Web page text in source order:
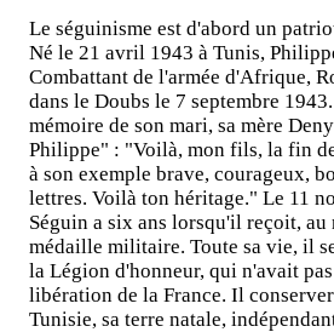
Le séguinisme est d'abord un
Né le 21 avril 1943 à Tunis,
Combattant de l'armée d'Afrique,
dans le Doubs le 7 septembre
mémoire de son mari, sa mère
Philippe" : "Voilà, mon fils, la fin
à son exemple brave, courageux,
lettres. Voilà ton héritage." Le 11
Séguin a six ans lorsqu'il reçoit,
médaille militaire. Toute sa vie, il
la Légion d'honneur, qui n'avait
libération de la France. Il
Tunisie, sa terre natale,